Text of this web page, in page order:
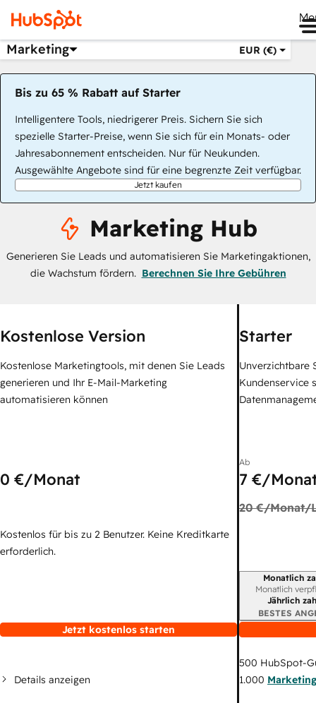
Marketing EUR (€)
Bis zu 65 % Rabatt auf Starter
Intelligentere Tools, niedrigerer Preis. Sichern Sie sich
spezielle Starter-Preise, wenn Sie sich für ein Monats- oder
Jahresabonnement entscheiden. Nur für Neukunden.
Ausgewählte Angebote sind für eine begrenzte Zeit verfügbar.
Jetzt kaufen
Marketing Hub
Generieren Sie Leads und automatisieren Sie Marketingaktionen,
die Wachstum fördern. Berechnen Sie Ihre Gebühren
Kostenlose Version
Kostenlose Marketingtools, mit denen Sie Leads
generieren und Ihr E-Mail-Marketing
automatisieren können
0 €/Monat
Kostenlos für bis zu 2 Benutzer. Keine Kreditkarte
erforderlich.
Jetzt kostenlos starten
Details anzeigen
Starter
Unverzichtbare
Kundenservice
Ab
7 €/
20 €/Monat/
Monatlich
Monatlich
Jährlich
BESTES
500 HubSpot-
1.000